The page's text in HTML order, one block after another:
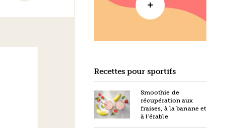
Recettes pour sportifs
Smoothie de
récupération aux
fraises, à la banane et
à l’érable